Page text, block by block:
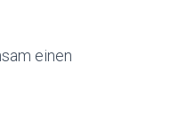
einen